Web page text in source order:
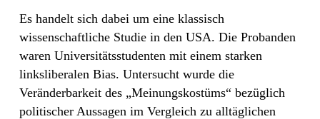
Es handelt sich dabei um eine klassisch
wissenschaftliche Studie in den USA. Die Probanden
waren Universitätsstudenten mit einem starken
linksliberalen Bias. Untersucht wurde die
Veränderbarkeit des „Meinungskostüms“ bezüglich
politischer Aussagen im Vergleich zu alltäglichen